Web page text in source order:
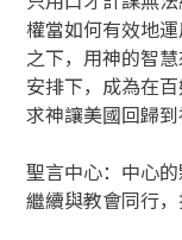
權當如何有效地
之下，用神的智
安排下，成為在
求神讓美國回歸
聖言中心：中心
繼續與教會同行